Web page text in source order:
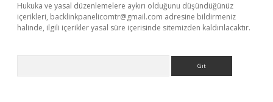
Hukuka ve yasal düzenlemelere aykırı olduğunu düşündüğünüz
içerikleri, backlinkpanelicomtr@gmail.com adresine bildirmeniz
halinde, ilgili içerikler yasal süre içerisinde sitemizden kaldırılacaktır.